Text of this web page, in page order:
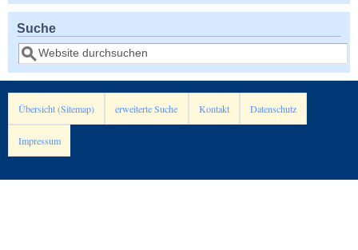
Suche
Suche
Übersicht (Sitemap) erweiterte Suche Kontakt Datenschutz
Impressum